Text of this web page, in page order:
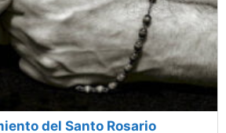
del Santo Rosario